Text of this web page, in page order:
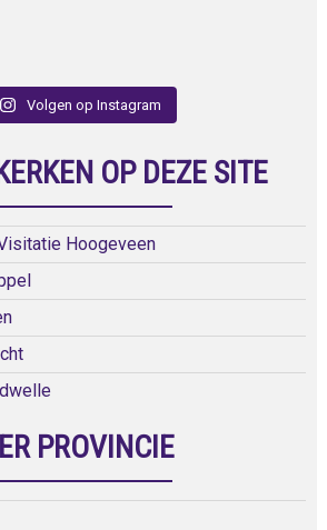
Volgen op Instagram
OP DEZE SITE
Hoogeveen
PROVINCIE